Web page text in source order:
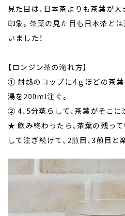
見た目は、日本茶よりも茶葉が大
印象。茶葉の見た目も日本茶と
いました！
【ロンジン茶の淹れ方】
① 耐熱のコップに4ｇほどの茶
湯を200ml注ぐ。
② 4、5分蒸らして、茶葉がそこに
★ 飲み終わったら、茶葉の残っ
して注ぎ続けて、2煎目、3煎目と